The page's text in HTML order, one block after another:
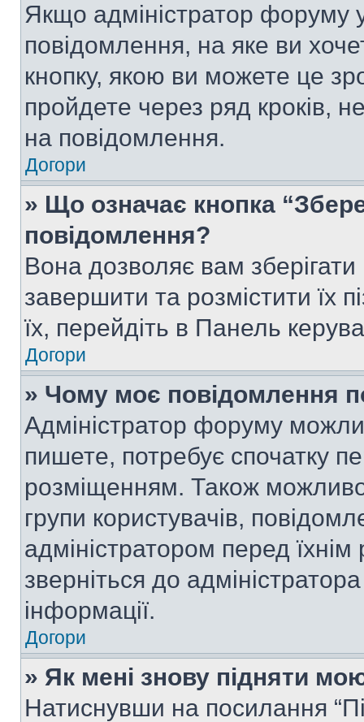
Якщо адміністратор форуму
повідомлення, на яке ви
кнопку, якою ви можете це
пройдете через ряд кроків,
на повідомлення.
Догори
» Що означає кнопка
повідомлення?
Вона дозволяє вам
завершити та розмістити їх
їх, перейдіть в Панель
Догори
» Чому моє повідомлення
Адміністратор форуму
пишете, потребує спочатку
розміщенням. Також
групи користувачів,
адміністратором перед
зверніться до
інформації.
Догори
» Як мені знову підняти
Натиснувши на посилання